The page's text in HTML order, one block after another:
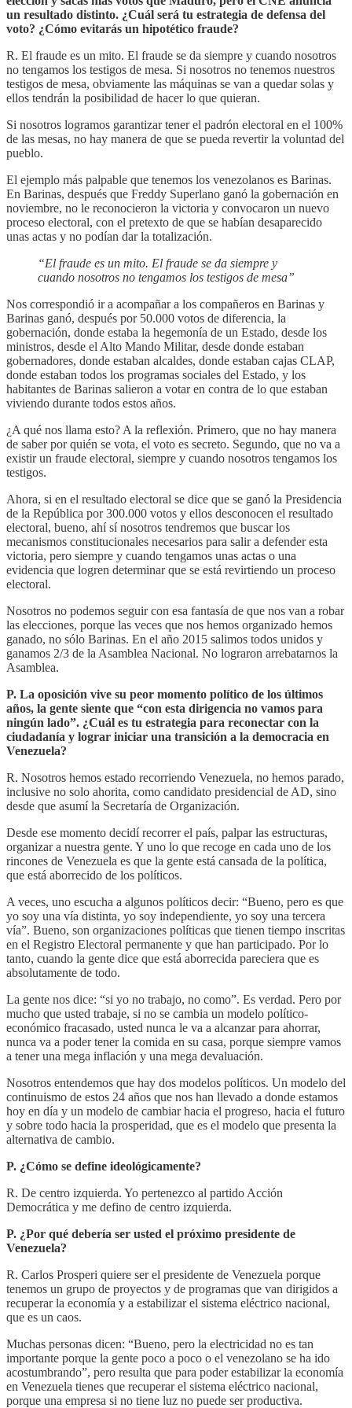
un resultado distinto. ¿Cuál será tu estrategia de defensa del
voto? ¿Cómo evitarás un hipotético fraude?
R. El fraude es un mito. El fraude se da siempre y cuando nosotros
no tengamos los testigos de mesa. Si nosotros no tenemos nuestros
testigos de mesa, obviamente las máquinas se van a quedar solas y
ellos tendrán la posibilidad de hacer lo que quieran.
Si nosotros logramos garantizar tener el padrón electoral en el 100%
de las mesas, no hay manera de que se pueda revertir la voluntad del
pueblo.
El ejemplo más palpable que tenemos los venezolanos es Barinas.
En Barinas, después que Freddy Superlano ganó la gobernación en
noviembre, no le reconocieron la victoria y convocaron un nuevo
proceso electoral, con el pretexto de que se habían desaparecido
unas actas y no podían dar la totalización.
“El fraude es un mito. El fraude se da siempre y
cuando nosotros no tengamos los testigos de mesa”
Nos correspondió ir a acompañar a los compañeros en Barinas y
Barinas ganó, después por 50.000 votos de diferencia, la
gobernación, donde estaba la hegemonía de un Estado, desde los
ministros, desde el Alto Mando Militar, desde donde estaban
gobernadores, donde estaban alcaldes, donde estaban cajas CLAP,
donde estaban todos los programas sociales del Estado, y los
habitantes de Barinas salieron a votar en contra de lo que estaban
viviendo durante todos estos años.
¿A qué nos llama esto? A la reflexión. Primero, que no hay manera
de saber por quién se vota, el voto es secreto. Segundo, que no va a
existir un fraude electoral, siempre y cuando nosotros tengamos los
testigos.
Ahora, si en el resultado electoral se dice que se ganó la Presidencia
de la República por 300.000 votos y ellos desconocen el resultado
electoral, bueno, ahí sí nosotros tendremos que buscar los
mecanismos constitucionales necesarios para salir a defender esta
victoria, pero siempre y cuando tengamos unas actas o una
evidencia que logren determinar que se está revirtiendo un proceso
electoral.
Nosotros no podemos seguir con esa fantasía de que nos van a robar
las elecciones, porque las veces que nos hemos organizado hemos
ganado, no sólo Barinas. En el año 2015 salimos todos unidos y
ganamos 2/3 de la Asamblea Nacional. No lograron arrebatarnos la
Asamblea.
P. La oposición vive su peor momento político de los últimos
años, la gente siente que “con esta dirigencia no vamos para
ningún lado”. ¿Cuál es tu estrategia para reconectar con la
ciudadanía y lograr iniciar una transición a la democracia en
Venezuela?
R. Nosotros hemos estado recorriendo Venezuela, no hemos parado,
inclusive no solo ahorita, como candidato presidencial de AD, sino
desde que asumí la Secretaría de Organización.
Desde ese momento decidí recorrer el país, palpar las estructuras,
organizar a nuestra gente. Y uno lo que recoge en cada uno de los
rincones de Venezuela es que la gente está cansada de la política,
que está aborrecido de los políticos.
A veces, uno escucha a algunos políticos decir: “Bueno, pero es que
yo soy una vía distinta, yo soy independiente, yo soy una tercera
vía”. Bueno, son organizaciones políticas que tienen tiempo inscritas
en el Registro Electoral permanente y que han participado. Por lo
tanto, cuando la gente dice que está aborrecida pareciera que es
absolutamente de todo.
La gente nos dice: “si yo no trabajo, no como”. Es verdad. Pero por
mucho que usted trabaje, si no se cambia un modelo político-
económico fracasado, usted nunca le va a alcanzar para ahorrar,
nunca va a poder tener la comida en su casa, porque siempre vamos
a tener una mega inflación y una mega devaluación.
Nosotros entendemos que hay dos modelos políticos. Un modelo del
continuismo de estos 24 años que nos han llevado a donde estamos
hoy en día y un modelo de cambiar hacia el progreso, hacia el futuro
y sobre todo hacia la prosperidad, que es el modelo que presenta la
alternativa de cambio.
P. ¿Cómo se define ideológicamente?
R. De centro izquierda. Yo pertenezco al partido Acción
Democrática y me defino de centro izquierda.
P. ¿Por qué debería ser usted el próximo presidente de
Venezuela?
R. Carlos Prosperi quiere ser el presidente de Venezuela porque
tenemos un grupo de proyectos y de programas que van dirigidos a
recuperar la economía y a estabilizar el sistema eléctrico nacional,
que es un caos.
Muchas personas dicen: “Bueno, pero la electricidad no es tan
importante porque la gente poco a poco o el venezolano se ha ido
acostumbrando”, pero resulta que para poder estabilizar la economía
en Venezuela tienes que recuperar el sistema eléctrico nacional,
porque una empresa si no tiene luz no puede ser productiva.